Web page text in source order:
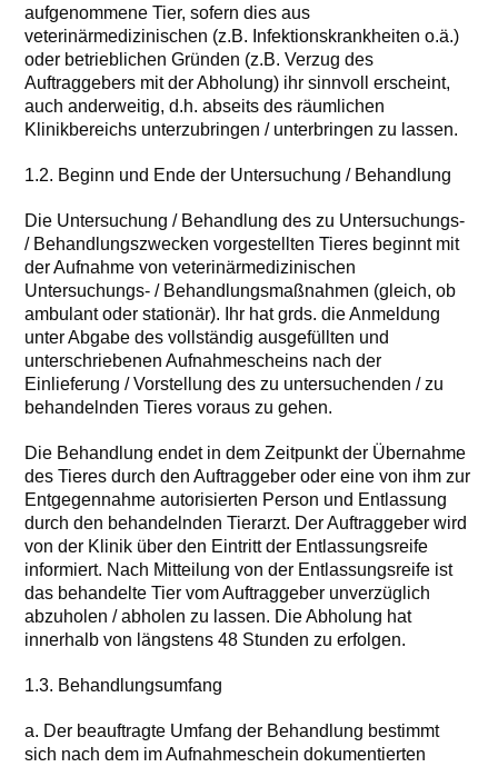
aufgenommene Tier, sofern dies aus
veterinärmedizinischen (z.B. Infektionskrankheiten o.ä.)
oder betrieblichen Gründen (z.B. Verzug des
Auftraggebers mit der Abholung) ihr sinnvoll erscheint,
auch anderweitig, d.h. abseits des räumlichen
Klinikbereichs unterzubringen / unterbringen zu lassen.
1.2. Beginn und Ende der Untersuchung / Behandlung
Die Untersuchung / Behandlung des zu Untersuchungs-
/ Behandlungszwecken vorgestellten Tieres beginnt mit
der Aufnahme von veterinärmedizinischen
Untersuchungs- / Behandlungsmaßnahmen (gleich, ob
ambulant oder stationär). Ihr hat grds. die Anmeldung
unter Abgabe des vollständig ausgefüllten und
unterschriebenen Aufnahmescheins nach der
Einlieferung / Vorstellung des zu untersuchenden / zu
behandelnden Tieres voraus zu gehen.
Die Behandlung endet in dem Zeitpunkt der Übernahme
des Tieres durch den Auftraggeber oder eine von ihm zur
Entgegennahme autorisierten Person und Entlassung
durch den behandelnden Tierarzt. Der Auftraggeber wird
von der Klinik über den Eintritt der Entlassungsreife
informiert. Nach Mitteilung von der Entlassungsreife ist
das behandelte Tier vom Auftraggeber unverzüglich
abzuholen / abholen zu lassen. Die Abholung hat
innerhalb von längstens 48 Stunden zu erfolgen.
1.3. Behandlungsumfang
a. Der beauftragte Umfang der Behandlung bestimmt
sich nach dem im Aufnahmeschein dokumentierten